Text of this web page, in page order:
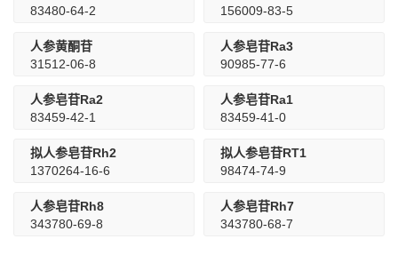
83480-64-2
156009-83-5
人参黄酮苷
31512-06-8
人参皂苷Ra3
90985-77-6
人参皂苷Ra2
83459-42-1
人参皂苷Ra1
83459-41-0
拟人参皂苷Rh2
1370264-16-6
拟人参皂苷RT1
98474-74-9
人参皂苷Rh8
343780-69-8
人参皂苷Rh7
343780-68-7